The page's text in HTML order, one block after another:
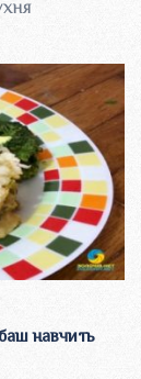
навчить